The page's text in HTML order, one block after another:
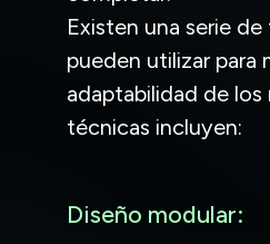
Existen una serie
pueden utilizar para
adaptabilidad de los
técnicas incluyen:
Diseño modular: